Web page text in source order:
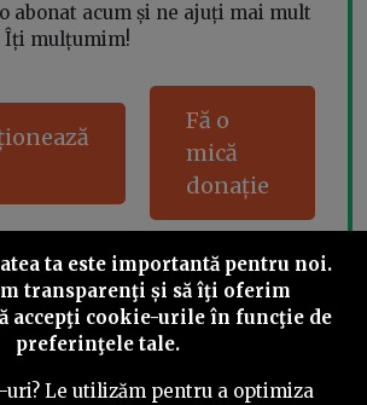
abonat acum și ne ajuți mai mult
Îți mulțumim!
Fă o
mică
donație
Share this
ta este importantă pentru noi.
transparenţi și să îţi oferim
accepţi cookie-urile în funcţie de
preferinţele tale.
uri? Le utilizăm pentru a optimiza